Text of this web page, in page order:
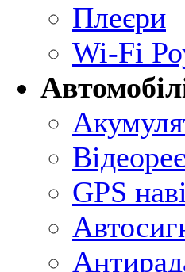
Плеєри
Wi-Fi
GPS